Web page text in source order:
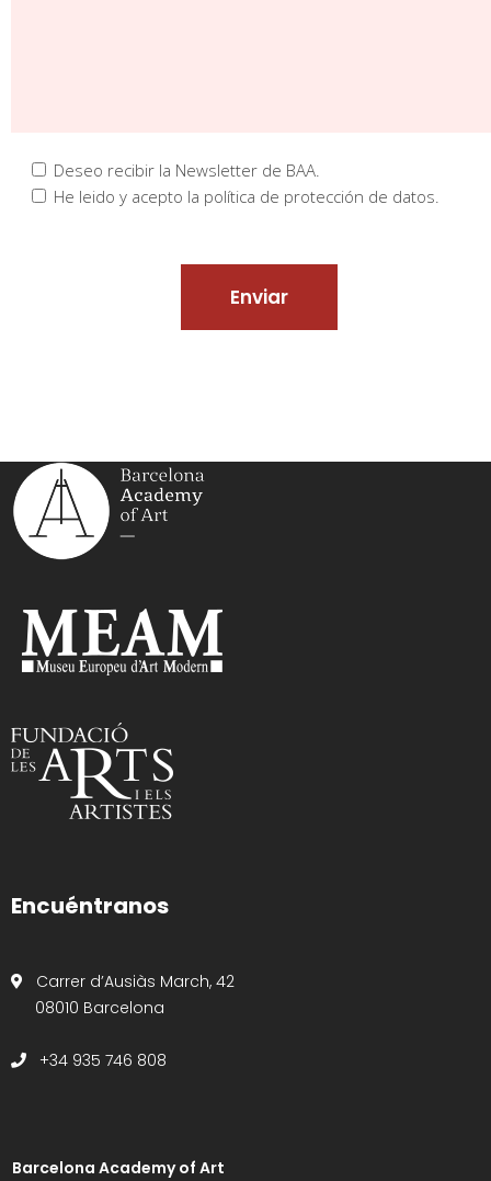
Deseo recibir la Newsletter de BAA.
He leido y acepto la política de protección de datos.
Encuéntranos
Carrer d’Ausiàs March, 42
08010 Barcelona
+34 935 746 808
Barcelona Academy of Art